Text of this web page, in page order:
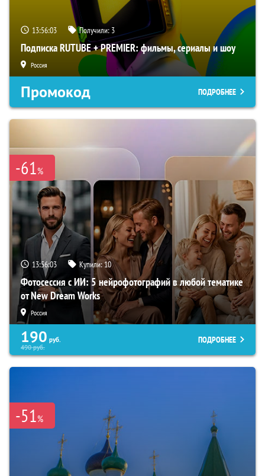
13:56:02 Получили: 3
Подписка RUTUBE + PREMIER: фильмы, сериалы и шоу
Россия
Промокод ПОДРОБНЕЕ
-61%
13:56:02 Купили:10
Фотосессия с ИИ: 5 нейрофотографий в любой тематике
от New Dream Works
Россия
190 руб.
490руб.
ПОДРОБНЕЕ
-51%